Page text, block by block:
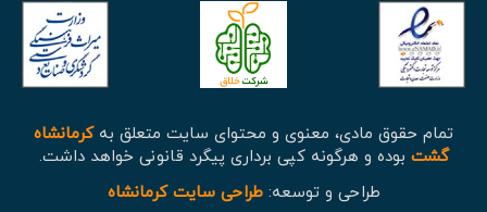
تمام حقوق مادی، معنوی و محتوای سایت متعلق بهکرمانشاه
گشت بوده و هرگونه کپی برداری پیگرد قانونی خواهد داشت.
طراحی و توسعه:طراحی سایت کرمانشاه